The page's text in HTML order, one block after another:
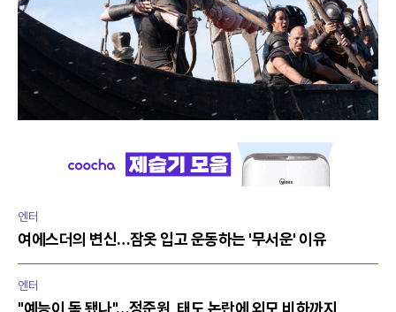
엔터
여에스더의 변신…잠옷 입고 운동하는 '무서운' 이유
엔터
"예능이 독 됐나"…정준원, 태도 논란에 외모 비하까지